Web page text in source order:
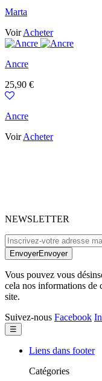
Marta
VoirAcheter
Ancre
Prix
25,90 €
Ancre
VoirAcheter
NEWSLETTER
EnvoyerEnvoyer
Vous pouvez vous
cela nos informations de
site.
Suivez-nous Facebook
Basculer
la
navigation
☰
Liens dans footer
Catégories